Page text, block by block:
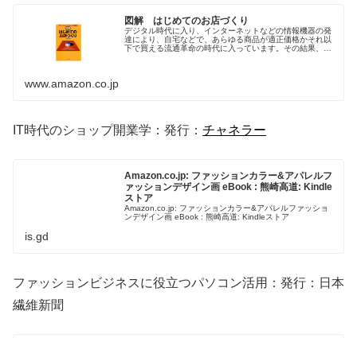
図解 はじめてのお店づくり
デジタル時代に入り、インターネットなどの情報機器の発
達により、自宅などで、あらゆる商品が適正価格かそれ以
下で買える流通革命の時代に入っています。その結果、大
www.amazon.co.jp
IT時代のショップ開業学：発行： チャネラー
Amazon.co.jp: ファッションカラー&アパレルフ
ァッションデザイン画 eBook : 熊崎高道: Kindle
ストア
Amazon.co.jp: ファッションカラー&アパレルファッショ
ンデザイン画 eBook : 熊崎高道: Kindleストア
is.gd
ファッションビジネスに役立つパソコン活用：発行：日本
繊維新聞